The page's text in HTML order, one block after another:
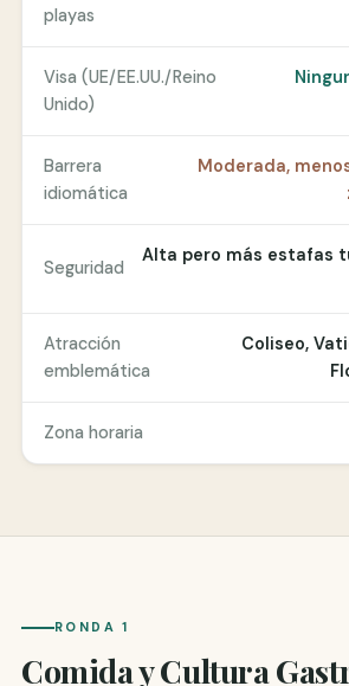
playas
Visa (UE/EE.UU./Reino
Unido)
Barrera
idiomática
Moderada,
Seguridad
Alta pero más estafas
Atracción
emblemática
Coliseo,
Zona horaria
RONDA 1
Comida y Cultura